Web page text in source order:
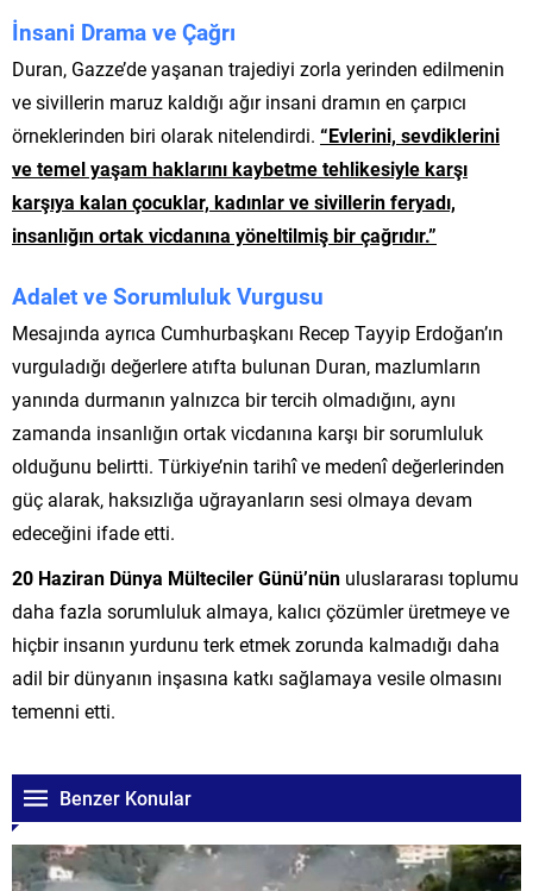
İnsani Drama ve Çağrı
Duran, Gazze’de yaşanan trajediyi zorla yerinden edilmenin
ve sivillerin maruz kaldığı ağır insani dramın en çarpıcı
örneklerinden biri olarak nitelendirdi. “Evlerini, sevdiklerini
ve temel yaşam haklarını kaybetme tehlikesiyle karşı
karşıya kalan çocuklar, kadınlar ve sivillerin feryadı,
insanlığın ortak vicdanına yöneltilmiş bir çağrıdır.”
Adalet ve Sorumluluk Vurgusu
Mesajında ayrıca Cumhurbaşkanı Recep Tayyip Erdoğan’ın
vurguladığı değerlere atıfta bulunan Duran, mazlumların
yanında durmanın yalnızca bir tercih olmadığını, aynı
zamanda insanlığın ortak vicdanına karşı bir sorumluluk
olduğunu belirtti. Türkiye’nin tarihî ve medenî değerlerinden
güç alarak, haksızlığa uğrayanların sesi olmaya devam
edeceğini ifade etti.
20 Haziran Dünya Mülteciler Günü’nün uluslararası toplumu
daha fazla sorumluluk almaya, kalıcı çözümler üretmeye ve
hiçbir insanın yurdunu terk etmek zorunda kalmadığı daha
adil bir dünyanın inşasına katkı sağlamaya vesile olmasını
temenni etti.
Benzer Konular